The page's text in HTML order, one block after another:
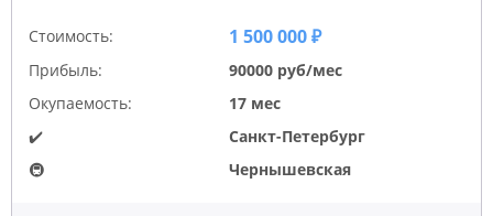
Стоимость: 1 500 000 ₽
Прибыль:
90000 руб/мес
Окупаемость:
17 мес
✔️
Санкт-Петербург
🚇
Чернышевская